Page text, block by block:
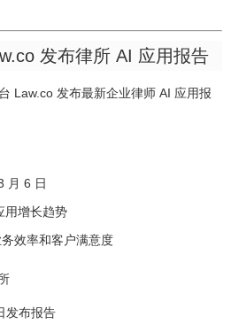
发布律所 AI 应用报告
Law.co 发布最新企业律师 AI 应用报
月 6 日
用增长趋势
效率和客户满意度
发布报告